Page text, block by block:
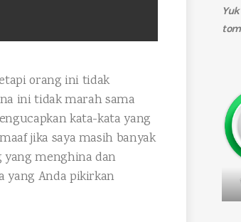
orang ini tidak
ini tidak marah sama
kata-kata yang
jika saya masih banyak
yang menghina dan
yang Anda pikirkan